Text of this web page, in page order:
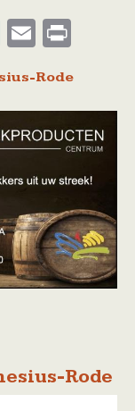
LinkedIn
Email
Rode
Rode